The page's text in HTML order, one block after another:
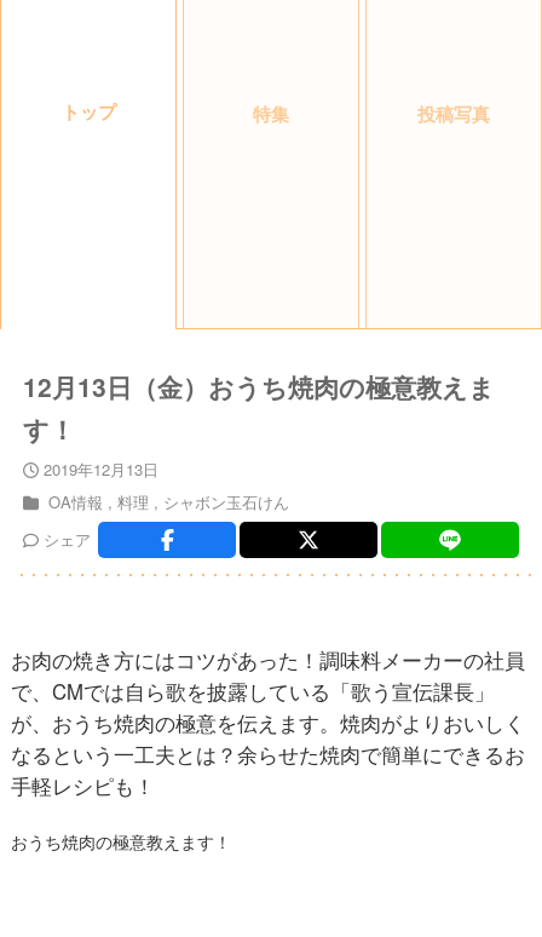
トップ 特集 投稿写真
12月13日（金）おうち焼肉の極意教えま
す！
2019年12月13日
OA情報
料理
シャボン玉石けん
シェア
お肉の焼き方にはコツがあった！調味料メーカーの社員
で、CMでは自ら歌を披露している「歌う宣伝課長」
が、おうち焼肉の極意を伝えます。焼肉がよりおいしく
なるという一工夫とは？余らせた焼肉で簡単にできるお
手軽レシピも！
おうち焼肉の極意教えます！